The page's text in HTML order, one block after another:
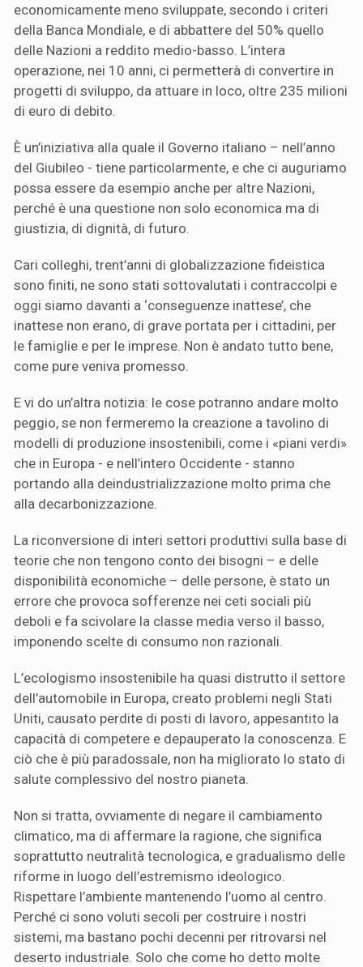
economicamente meno sviluppate, secondo i criteri
della Banca Mondiale, e di abbattere del 50% quello
delle Nazioni a reddito medio-basso. L’intera
operazione, nei 10 anni, ci permetterà di convertire in
progetti di sviluppo, da attuare in loco, oltre 235 milioni
di euro di debito.
È un’iniziativa alla quale il Governo italiano – nell’anno
del Giubileo - tiene particolarmente, e che ci auguriamo
possa essere da esempio anche per altre Nazioni,
perché è una questione non solo economica ma di
giustizia, di dignità, di futuro.
Cari colleghi, trent’anni di globalizzazione fideistica
sono finiti, ne sono stati sottovalutati i contraccolpi e
oggi siamo davanti a ‘conseguenze inattese’, che
inattese non erano, di grave portata per i cittadini, per
le famiglie e per le imprese. Non è andato tutto bene,
come pure veniva promesso.
E vi do un’altra notizia: le cose potranno andare molto
peggio, se non fermeremo la creazione a tavolino di
modelli di produzione insostenibili, come i «piani verdi»
che in Europa - e nell’intero Occidente - stanno
portando alla deindustrializzazione molto prima che
alla decarbonizzazione.
La riconversione di interi settori produttivi sulla base di
teorie che non tengono conto dei bisogni – e delle
disponibilità economiche – delle persone, è stato un
errore che provoca sofferenze nei ceti sociali più
deboli e fa scivolare la classe media verso il basso,
imponendo scelte di consumo non razionali.
L’ecologismo insostenibile ha quasi distrutto il settore
dell’automobile in Europa, creato problemi negli Stati
Uniti, causato perdite di posti di lavoro, appesantito la
capacità di competere e depauperato la conoscenza. E
ciò che è più paradossale, non ha migliorato lo stato di
salute complessivo del nostro pianeta.
Non si tratta, ovviamente di negare il cambiamento
climatico, ma di affermare la ragione, che significa
soprattutto neutralità tecnologica, e gradualismo delle
riforme in luogo dell’estremismo ideologico.
Rispettare l’ambiente mantenendo l’uomo al centro.
Perché ci sono voluti secoli per costruire i nostri
sistemi, ma bastano pochi decenni per ritrovarsi nel
deserto industriale. Solo che come ho detto molte